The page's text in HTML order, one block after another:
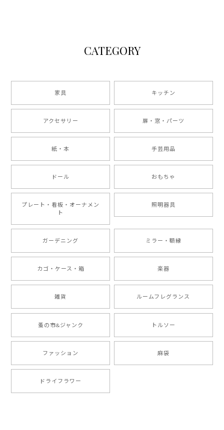
CATEGORY
家具 キッチン
アクセサリー 扉・窓・パーツ
紙・本 手芸用品
ドール おもちゃ
プレート・看板・オーナメン
ト
照明器具
ガーデニング ミラー・額縁
カゴ・ケース・箱 楽器
雑貨 ルームフレグランス
蚤の市&ジャンク トルソー
ファッション 麻袋
ドライフラワー